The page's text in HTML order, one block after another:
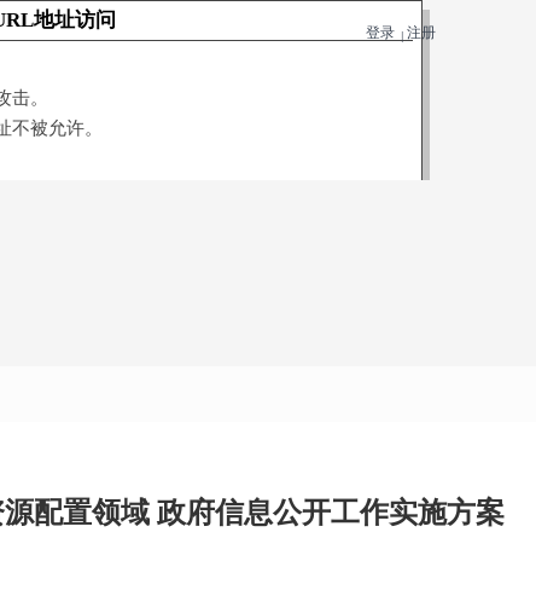
登录 |注册
配置领域 政府信息公开工作实施方案